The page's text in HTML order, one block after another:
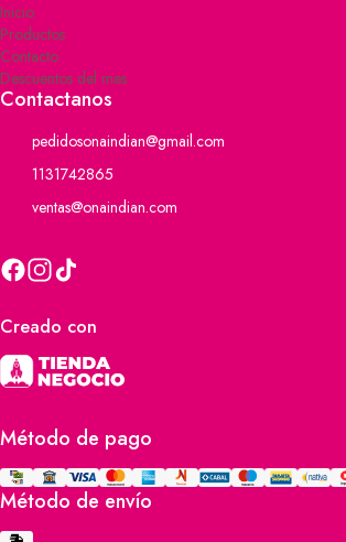
Inicio
Productos
Contacto
Descuentos del mes
Contactanos
pedidosonaindian@gmail.com
1131742865
ventas@onaindian.com
Creado con
Método de pago
Método de envío